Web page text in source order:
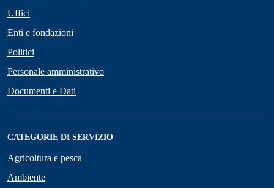
Uffici
Enti e fondazioni
Politici
Personale amministrativo
Documenti e Dati
CATEGORIE DI SERVIZIO
Agricoltura e pesca
Ambiente